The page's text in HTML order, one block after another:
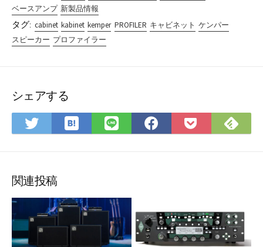
ベースアンプ 新製品情報
タグ: cabinet kabinet kemper PROFILER キャビネット ケンパー
スピーカー プロファイラー
シェアする
Twitter
で
ア
は
て
マ
ー
LINE
で
Facebook
で
Pocket
に
で
関連投稿